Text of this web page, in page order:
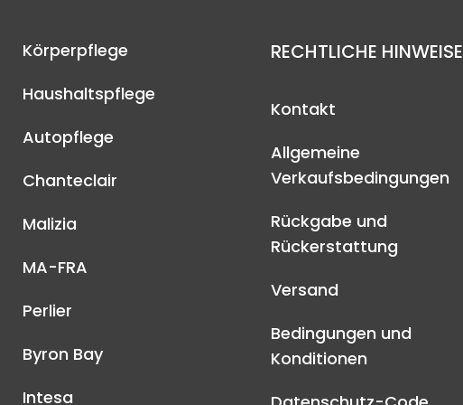
Körperpflege
Haushaltspflege
Autopflege
Chanteclair
Malizia
MA-FRA
Perlier
Byron Bay
Intesa
RECHTLICHE HINWEISE
Kontakt
Allgemeine
Verkaufsbedingungen
Rückgabe und
Rückerstattung
Versand
Bedingungen und
Konditionen